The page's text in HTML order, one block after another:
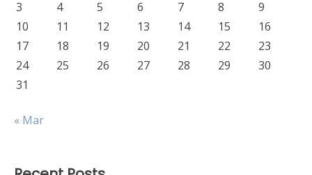
3
4 5 6 7 8
9
10
11 12 13 14 15
16
17
18 19 20 21 22
23
24
25 26 27 28 29
30
31
« Mar